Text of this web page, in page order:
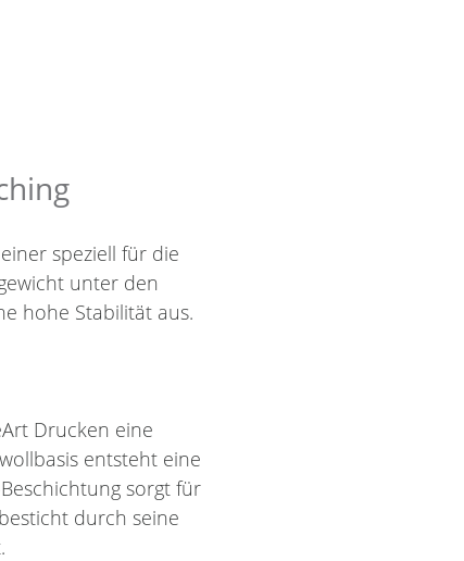
speziell für die
unter den
hohe Stabilität aus.
Drucken eine
entsteht eine
sorgt für
durch seine